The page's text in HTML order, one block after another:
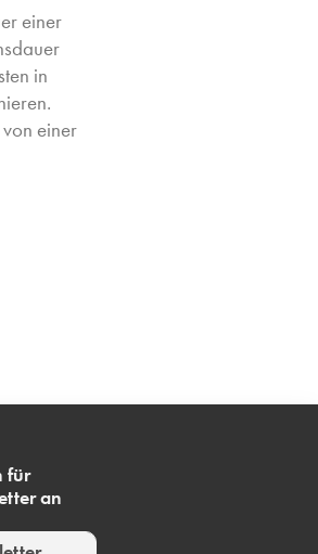
einer
in
einer
für
an